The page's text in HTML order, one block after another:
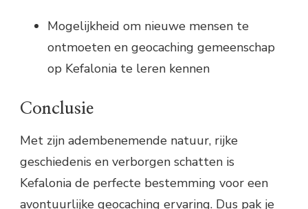
Mogelijkheid om nieuwe mensen te
ontmoeten en geocaching gemeenschap
op Kefalonia te leren kennen
Conclusie
Met zijn adembenemende natuur, rijke
geschiedenis en verborgen schatten is
Kefalonia de perfecte bestemming voor een
avontuurlijke geocaching ervaring. Dus pak je